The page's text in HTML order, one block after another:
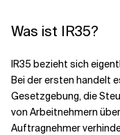
Was ist IR35?
IR35 bezieht sich
Bei der ersten handelt
Gesetzgebung, die
von Arbeitnehmern
Auftragnehmer